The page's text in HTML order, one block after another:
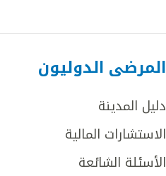
المرضى الدوليون
دليل المدينة
الاستشارات المالية
الأسئلة الشائعة